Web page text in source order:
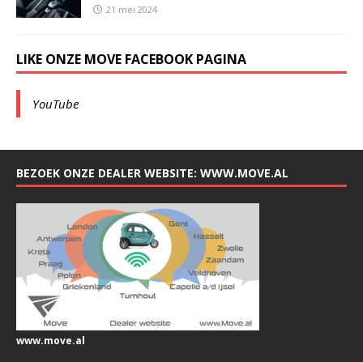
21 mei 2024
LIKE ONZE MOVE FACEBOOK PAGINA
YouTube
BEZOEK ONZE DEALER WEBSITE: WWW.MOVE.AL
www.move.al